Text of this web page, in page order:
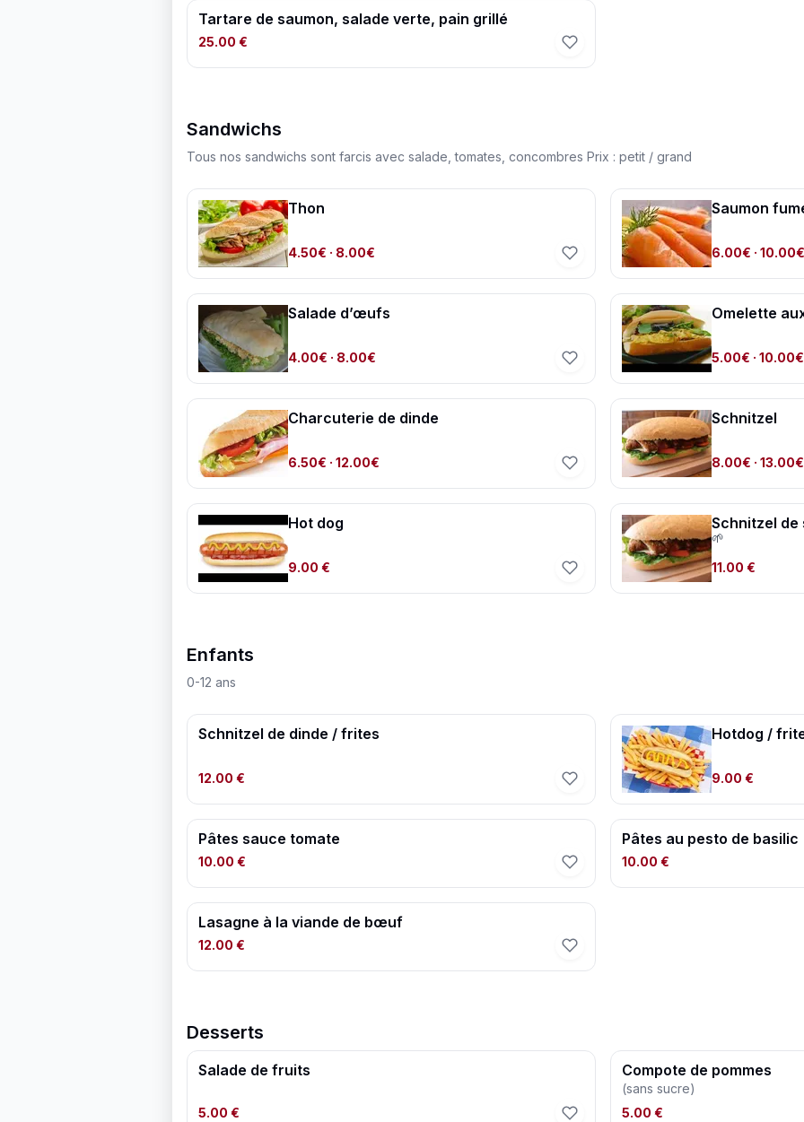
Tartare de saumon, salade verte, pain grillé
25.00 €
Sandwichs
Tous nos sandwichs sont farcis avec salade, tomates, concombres Prix : petit / grand
Thon
4.50€ · 8.00€
Saumon
6.00€ · 10.00€
Salade d’œufs
4.00€ · 8.00€
Omelette
5.00€ · 10.00€
Charcuterie de dinde
6.50€ · 12.00€
Schnitzel
8.00€ · 13.00€
Hot dog
9.00 €
Schnitzel
🌱
11.00 €
Enfants
0-12 ans
Schnitzel de dinde / frites
12.00 €
Hotdog /
9.00 €
Pâtes sauce tomate
10.00 €
Pâtes au pesto de basilic
10.00 €
Lasagne à la viande de bœuf
12.00 €
Desserts
Salade de fruits
5.00 €
Compote de pommes
(sans sucre)
5.00 €